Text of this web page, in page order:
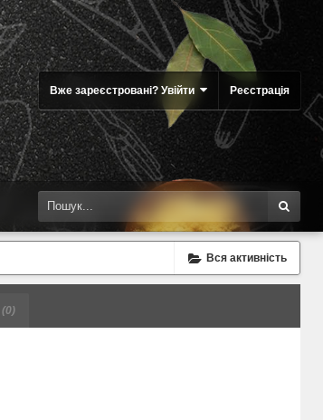
Вже зареєстровані? Увійти Реєстрація
Вся активність
(0)